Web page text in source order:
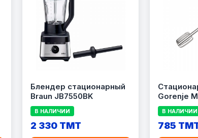
Блендер стационарный
Braun JB7550BK
В НАЛИЧИИ
2 330 TMT
Gorenje
В НАЛИЧИИ
785